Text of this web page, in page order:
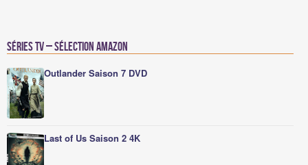
Séries TV – Sélection Amazon
Outlander Saison 7 DVD
Last of Us Saison 2 4K